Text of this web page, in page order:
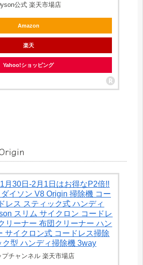
公式 楽天市場店
Amazon
楽天
Yahoo!ショッピング
月30日-2月1日はお得なP2倍!!
ダイソン V8 Origin 掃除機 コー
ドレス スティック式 ハンディ
スリム サイクロン コードレ
リーナー 布団クリーナー ハン
サイクロン式 コードレス掃除
ク型 ハンディ掃除機 3way
プチャンネル 楽天市場店